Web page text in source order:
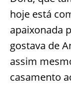
hoje está
apaixonada
gostava de
assim
casamento